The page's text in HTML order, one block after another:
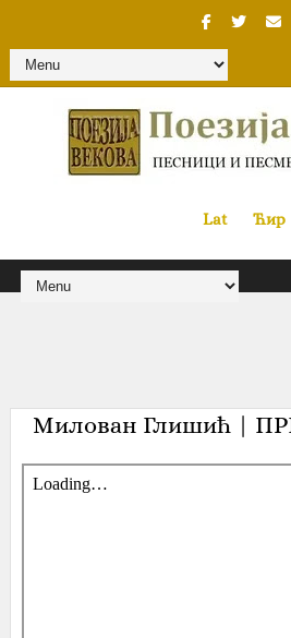
Lat« Ћир
Милован Глишић |